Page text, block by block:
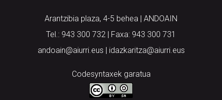
Arantzibia plaza, 4-5 behea | ANDOAIN
Tel.: 943 300 732 | Faxa: 943 300 731
andoain@aiurri.eus | idazkaritza@aiurri.eus
Codesyntaxek garatua